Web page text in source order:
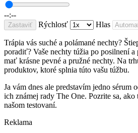
--:--
Zastaviť Rýchlosť Hlas
Trápia vás suché a polámané nechty?
poradiť? Vaše nechty túžia po posilnení
mať krásne pevné a pružné nechty. Na
produktov, ktoré splnia túto vašu túžbu.
Ja vám dnes ale predstavím jedno sérum
ich známej rady The One. Pozrite sa, ako
našom testovaní.
Reklama